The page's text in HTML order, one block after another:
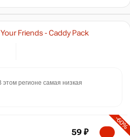
Friends - Caddy Pack
этом регионе самая низкая
-60%
59 ₽